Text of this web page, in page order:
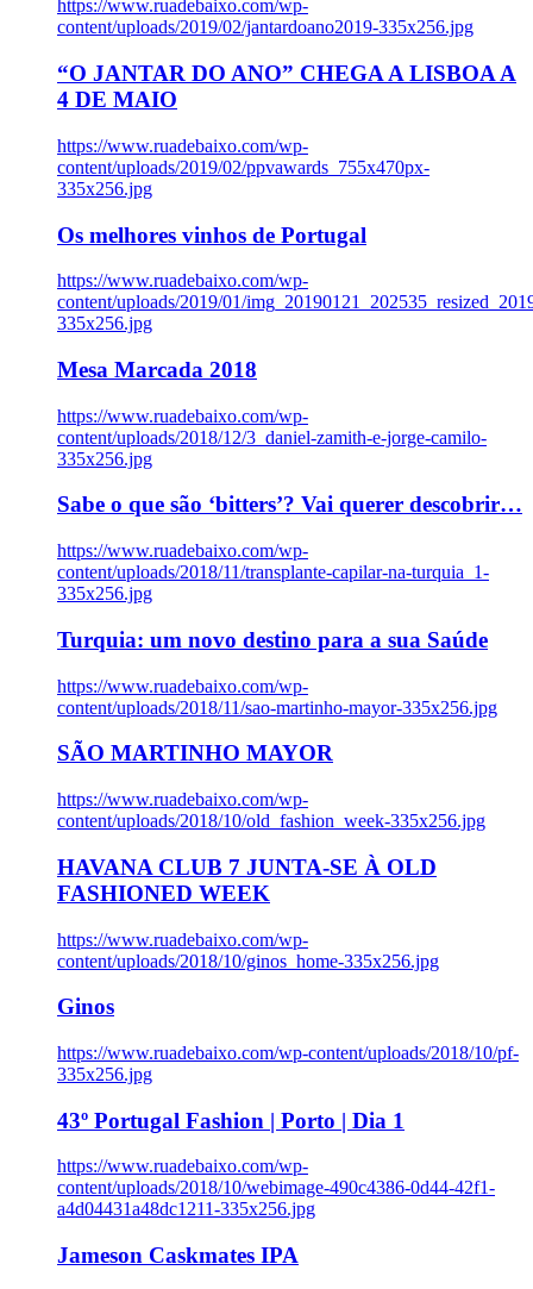
https://www.ruadebaixo.com/wp-
content/uploads/2019/02/jantardoano2019-335x256.jpg
“O JANTAR DO ANO” CHEGA A LISBOA A
4 DE MAIO
https://www.ruadebaixo.com/wp-
content/uploads/2019/02/ppvawards_755x470px-
335x256.jpg
Os melhores vinhos de Portugal
https://www.ruadebaixo.com/wp-
content/uploads/2019/01/
335x256.jpg
Mesa Marcada 2018
https://www.ruadebaixo.com/wp-
content/uploads/2018/12/3_daniel-zamith-e-jorge-camilo-
335x256.jpg
Sabe o que são ‘bitters’? Vai querer descobrir…
https://www.ruadebaixo.com/wp-
content/uploads/2018/11/transplante-capilar-na-turquia_1-
335x256.jpg
Turquia: um novo destino para a sua Saúde
https://www.ruadebaixo.com/wp-
content/uploads/2018/11/sao-martinho-mayor-335x256.jpg
SÃO MARTINHO MAYOR
https://www.ruadebaixo.com/wp-
content/uploads/2018/10/old_fashion_week-335x256.jpg
HAVANA CLUB 7 JUNTA-SE À OLD
FASHIONED WEEK
https://www.ruadebaixo.com/wp-
content/uploads/2018/10/ginos_home-335x256.jpg
Ginos
https://www.ruadebaixo.com/wp-content/uploads/2018/10/pf-
335x256.jpg
43º Portugal Fashion | Porto | Dia 1
https://www.ruadebaixo.com/wp-
content/uploads/2018/10/webimage-490c4386-0d44-42f1-
a4d04431a48dc1211-335x256.jpg
Jameson Caskmates IPA